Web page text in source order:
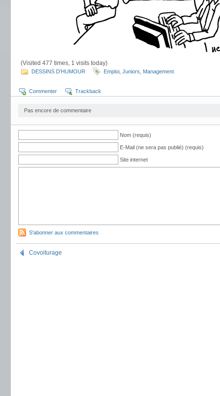
(Visited 477 times, 1 visits today)
DESSINS D'HUMOUR Emploi Juniors Management
Commenter Trackback
Pas encore de commentaire
Nom (requis)
E-Mail (ne sera pas publié) (requis)
Site internet
S'abonner aux commentaires
Covoiturage